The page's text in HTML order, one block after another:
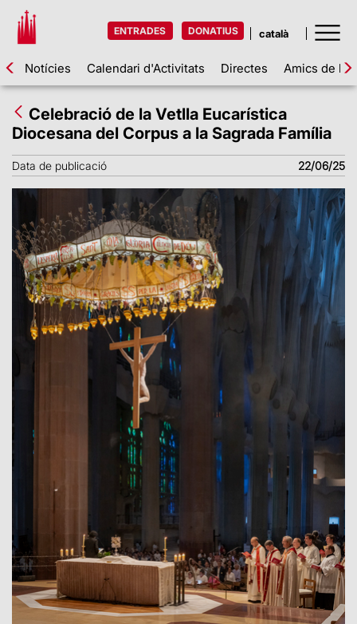
ENTRADES DONATIUS
Notícies Calendari d'Activitats Directes Amics de la
Celebració de la Vetlla Eucarística
Diocesana del Corpus a la Sagrada Família
Data de publicació 22/06/25